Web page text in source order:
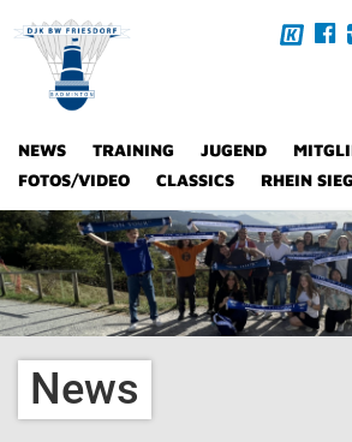
NEWS TRAINING JUGEND
FOTOS/VIDEO
CLASSICS RHEIN
News